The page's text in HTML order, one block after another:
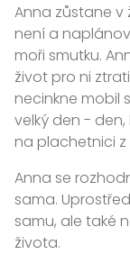
Anna zůstane
není a
moři smutku.
život pro ni
necinkne mobil
velký den -
na plachetnici z
Anna se
sama.
samu, ale také
života.